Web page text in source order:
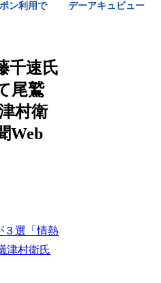
千速氏
尾鷲
村衛
Web
３選「情熱
津村衛氏